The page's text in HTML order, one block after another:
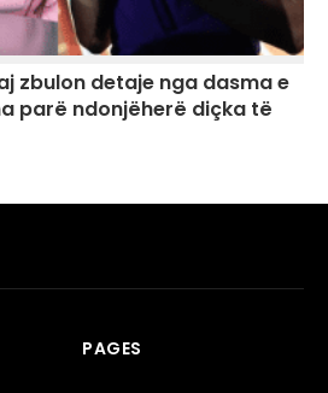
zbulon detaje nga dasma e
parë ndonjëherë diçka të
PAGES